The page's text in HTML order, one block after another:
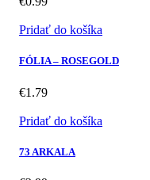
Pridať do košíka
FÓLIA – ROSEGOLD
€1.79
Pridať do košíka
73 ARKALA